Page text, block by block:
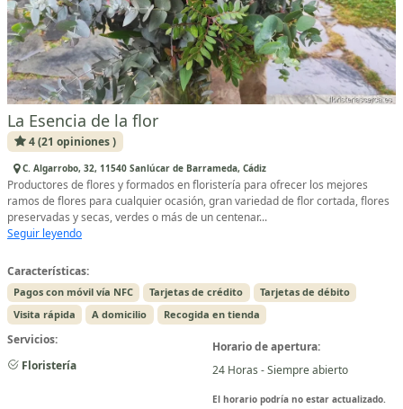
La Esencia de la flor
4 (21 opiniones )
C. Algarrobo, 32, 11540 Sanlúcar de Barrameda, Cádiz
Productores de flores y formados en floristería para ofrecer los mejores
ramos de flores para cualquier ocasión, gran variedad de flor cortada, flores
preservadas y secas, verdes o más de un centenar...
Seguir leyendo
Características:
Pagos con móvil vía NFC Tarjetas de crédito
Tarjetas de débito
Visita rápida
A domicilio Recogida en tienda
Servicios:
Floristería
Horario de apertura:
24 Horas - Siempre abierto
El horario podría no estar actualizado.